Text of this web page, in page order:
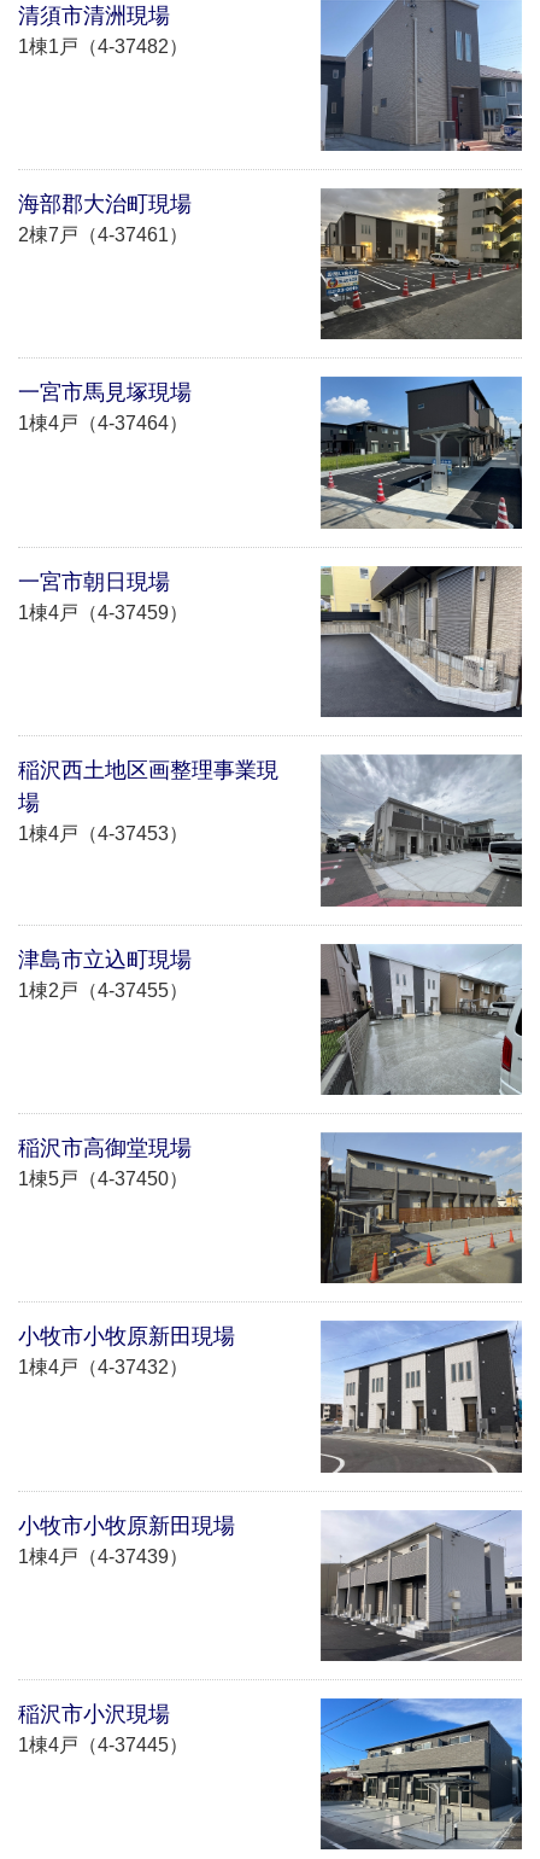
清須市清洲現場
1棟1戸（4-37482）
海部郡大治町現場
2棟7戸（4-37461）
一宮市馬見塚現場
1棟4戸（4-37464）
一宮市朝日現場
1棟4戸（4-37459）
稲沢西土地区画整理事業現
場
1棟4戸（4-37453）
津島市立込町現場
1棟2戸（4-37455）
稲沢市高御堂現場
1棟5戸（4-37450）
小牧市小牧原新田現場
1棟4戸（4-37432）
小牧市小牧原新田現場
1棟4戸（4-37439）
稲沢市小沢現場
1棟4戸（4-37445）